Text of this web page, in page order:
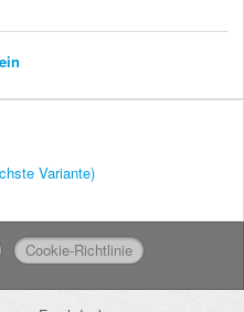
Variante)
Cookie-Richtlinie